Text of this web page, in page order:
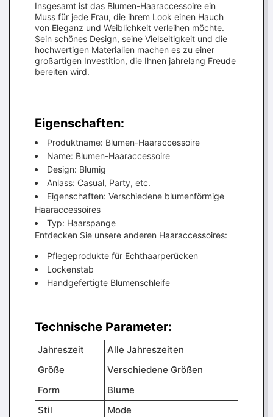
Insgesamt ist das Blumen-Haaraccessoire ein
Muss für jede Frau, die ihrem Look einen Hauch
von Eleganz und Weiblichkeit verleihen möchte.
Sein schönes Design, seine Vielseitigkeit und die
hochwertigen Materialien machen es zu einer
großartigen Investition, die Ihnen jahrelang Freude
bereiten wird.
Eigenschaften:
Produktname: Blumen-Haaraccessoire
Name: Blumen-Haaraccessoire
Design: Blumig
Anlass: Casual, Party, etc.
Eigenschaften: Verschiedene blumenförmige
Haaraccessoires
Typ: Haarspange
Entdecken Sie unsere anderen Haaraccessoires:
Pflegeprodukte für Echthaarperücken
Lockenstab
Handgefertigte Blumenschleife
Technische Parameter:
Jahreszeit
Alle Jahreszeiten
Größe
Verschiedene Größen
Form
Blume
Stil
Mode